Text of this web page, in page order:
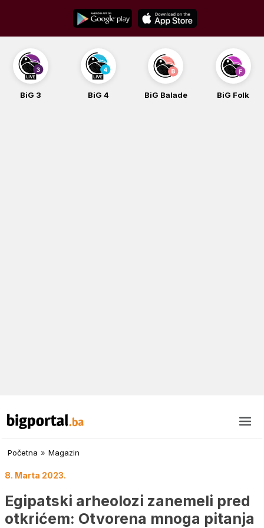
content
BiG 4 BiG Balade BiG Folk BiG iG
Početna » Magazin
8. Marta 2023.
Egipatski arheolozi zanemeli pred
otkrićem: Otvorena mnoga pitanja